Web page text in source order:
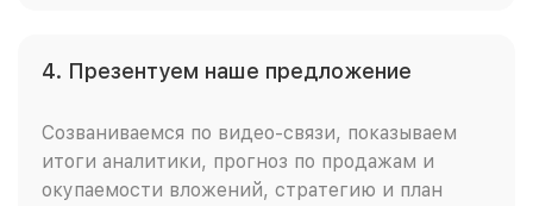
4. Презентуем наше предложение
Созваниваемся по видео-связи, показываем
итоги аналитики, прогноз по продажам и
окупаемости вложений, стратегию и план